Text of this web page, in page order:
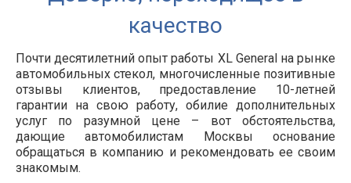
качество
Почти десятилетний опыт работы XL General на рынке
автомобильных стекол, многочисленные позитивные
отзывы клиентов, предоставление 10-летней
гарантии на свою работу, обилие дополнительных
услуг по разумной цене – вот обстоятельства,
дающие автомобилистам Москвы основание
обращаться в компанию и рекомендовать ее своим
знакомым.